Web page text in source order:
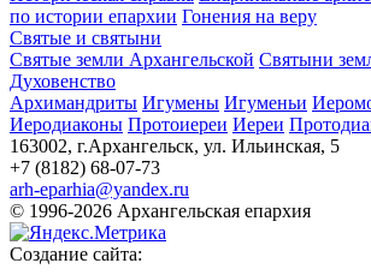
по истории епархии Гонения на веру
Святые и святыни
Святые земли Архангельской Святыни
Духовенство
Архимандриты Игумены Игуменьи
Иеродиаконы Протоиереи Иереи
163002, г.Архангельск, ул. Ильинская, 5
+7 (8182) 68-07-73
arh-eparhia@yandex.ru
© 1996-2026 Архангельская епархия
Создание сайта: